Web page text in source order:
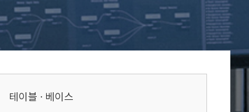
테이블 · 베이스